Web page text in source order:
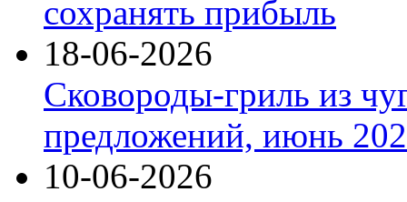
сохранять прибыль
18-06-2026
Сковороды-гриль из
предложений, июнь
10-06-2026